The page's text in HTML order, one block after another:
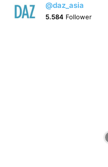
@daz_asia
5.584 Follower